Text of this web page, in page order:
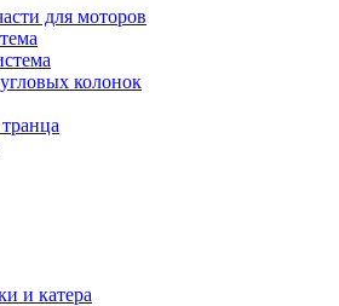
для моторов
колонок
и катера